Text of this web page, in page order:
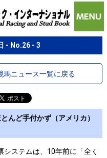
- No.26 - 3
馬ニュース一覧に戻る
んど手付かず（アメリカ）
ステムは、10年前に「全く